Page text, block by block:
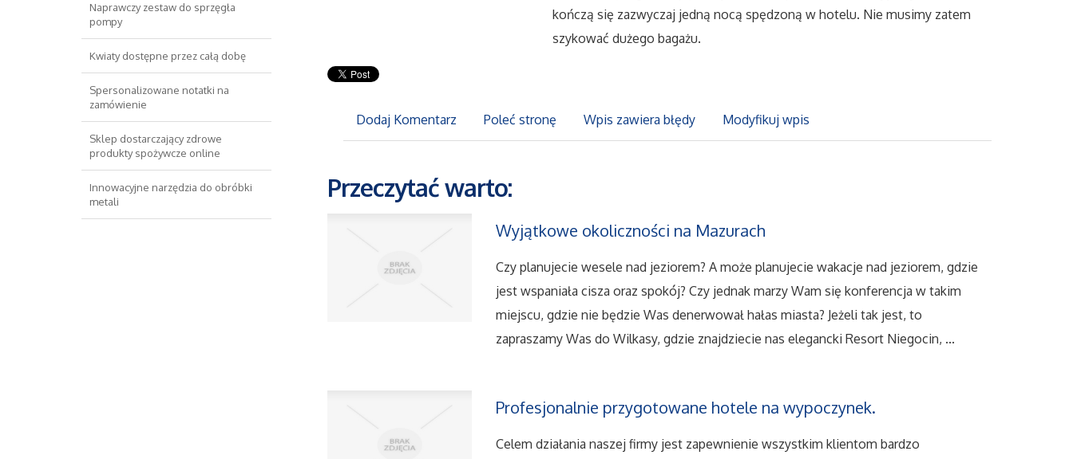
Naprawczy zestaw do sprzęgła
pompy
Kwiaty dostępne przez całą dobę
Spersonalizowane notatki na
zamówienie
Sklep dostarczający zdrowe
produkty spożywcze online
Innowacyjne narzędzia do obróbki
metali
kończą się zazwyczaj jedną nocą spędzoną w hotelu. Nie musimy zatem
szykować dużego bagażu.
Dodaj Komentarz Poleć stronę Wpis zawiera błędy Modyfikuj wpis
Przeczytać warto:
Wyjątkowe okoliczności na Mazurach
Czy planujecie wesele nad jeziorem? A może planujecie wakacje nad jeziorem, gdzie
jest wspaniała cisza oraz spokój? Czy jednak marzy Wam się konferencja w takim
miejscu, gdzie nie będzie Was denerwował hałas miasta? Jeżeli tak jest, to
zapraszamy Was do Wilkasy, gdzie znajdziecie nas elegancki Resort Niegocin, ...
Profesjonalnie przygotowane hotele na wypoczynek.
Celem działania naszej firmy jest zapewnienie wszystkim klientom bardzo